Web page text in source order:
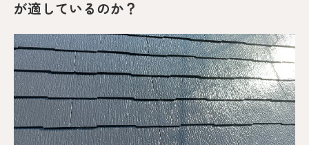
が適しているのか？